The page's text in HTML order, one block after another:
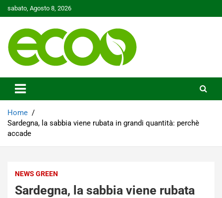
to
sabato, Agosto 8, 2026
Ecoo.it
Home
Sardegna, la sabbia viene rubata in grandi quantità: perchè
accade
NEWS GREEN
Sardegna, la sabbia viene rubata